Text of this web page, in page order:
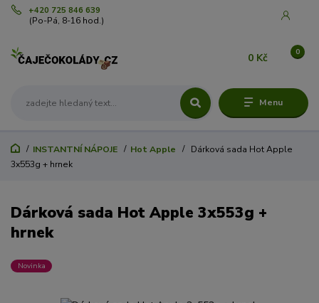
Menu
+420 725 846 639
(Po-Pá, 8-16 hod.)
0
0 Kč
INSTANTNÍ NÁPOJE Hot Apple
Dárková sada Hot Apple
3x553g + hrnek
Dárková sada Hot Apple 3x553g +
hrnek
Novinka